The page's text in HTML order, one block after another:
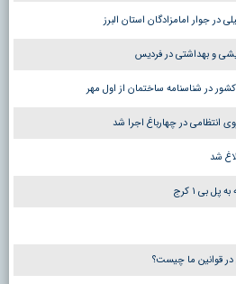
و بهداشتی در فردیس
در شناسنامه ساختمان از اول مهر
در چهارباغ اجرا شد
شد
بی ۱ کرج
قوانین ما چیست؟